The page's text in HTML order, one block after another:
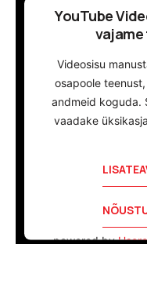
YouTube
Videosisu
osapoole
andmeid koguda.
vaadake
powered by